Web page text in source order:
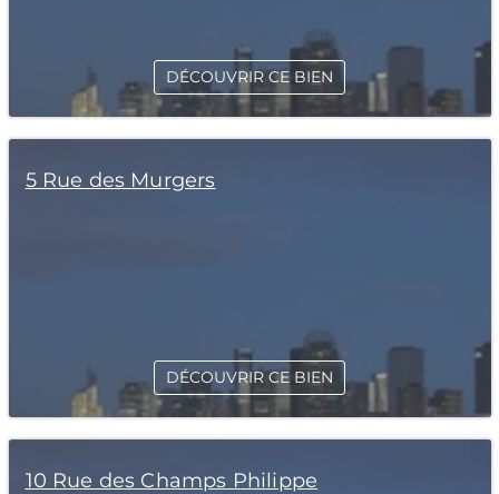
DÉCOUVRIR CE BIEN
5 Rue des Murgers
DÉCOUVRIR CE BIEN
10 Rue des Champs Philippe